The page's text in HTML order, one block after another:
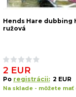
Hends Hare dubbing
ružová
2 EUR
Po registrácii: 2 EUR
Na sklade - môžete